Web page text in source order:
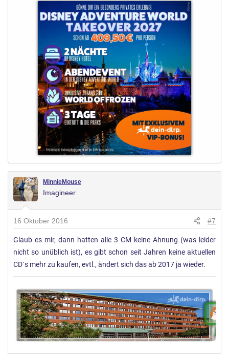
MinnieMouse
Imagineer
16 Oktober 2016 #7
Glaub es mir, dann hatten alle 3 CM keine Ahnung (was leider
nicht so unüblich ist), es gibt schon seit Jahren keine aktuellen
CD´s mehr zu kaufen, evtl., ändert sich das ab 2017 ja wieder.